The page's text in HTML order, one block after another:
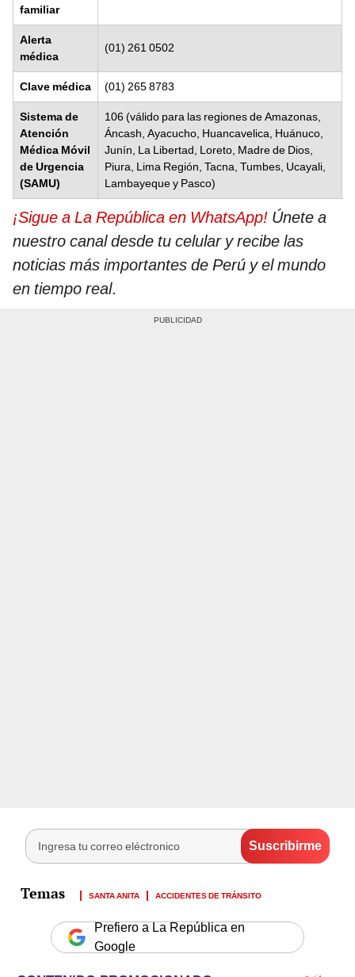
familiar
Alerta
médica
(01) 261 0502
Clave médica (01) 265 8783
Sistema de
Atención
Médica Móvil
de Urgencia
(SAMU)
106 (válido para las regiones de Amazonas,
Áncash, Ayacucho, Huancavelica, Huánuco,
Junín, La Libertad, Loreto, Madre de Dios,
Piura, Lima Región, Tacna, Tumbes, Ucayali,
Lambayeque y Pasco)
¡Sigue a La República en WhatsApp! Únete a
nuestro canal desde tu celular y recibe las
noticias más importantes de Perú y el mundo
en tiempo real.
SANTA ANITA ACCIDENTES DE TRÁNSITO
Prefiero a La República en
Google